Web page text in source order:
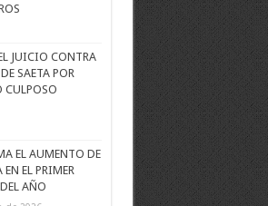
JUICIO CONTRA
SAETA POR
EL AUMENTO DE
EN EL PRIMER
AÑO